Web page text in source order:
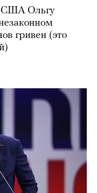
США Ольгу
гривен (это